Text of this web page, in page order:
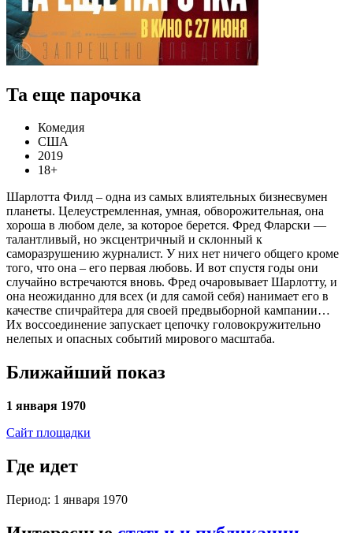
Та еще парочка
Комедия
США
2019
18+
Шарлотта Филд – одна из самых влиятельных бизнесвумен
планеты. Целеустремленная, умная, обворожительная, она
хороша в любом деле, за которое берется. Фред Фларски —
талантливый, но эксцентричный и склонный к
саморазрушению журналист. У них нет ничего общего кроме
того, что она – его первая любовь. И вот спустя годы они
случайно встречаются вновь. Фред очаровывает Шарлотту, и
она неожиданно для всех (и для самой себя) нанимает его в
качестве спичрайтера для своей предвыборной кампании…
Их воссоединение запускает цепочку головокружительно
нелепых и опасных событий мирового масштаба.
Ближайший показ
1 января 1970
Сайт площадки
Где идет
Период: 1 января 1970